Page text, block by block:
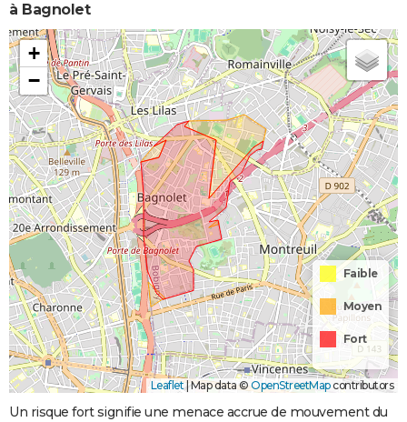
à Bagnolet
+
−
Faible
Moyen
Fort
Leaflet|Map data ©OpenStreetMapcontributors
Un risque fort signifie une menace accrue de mouvement du